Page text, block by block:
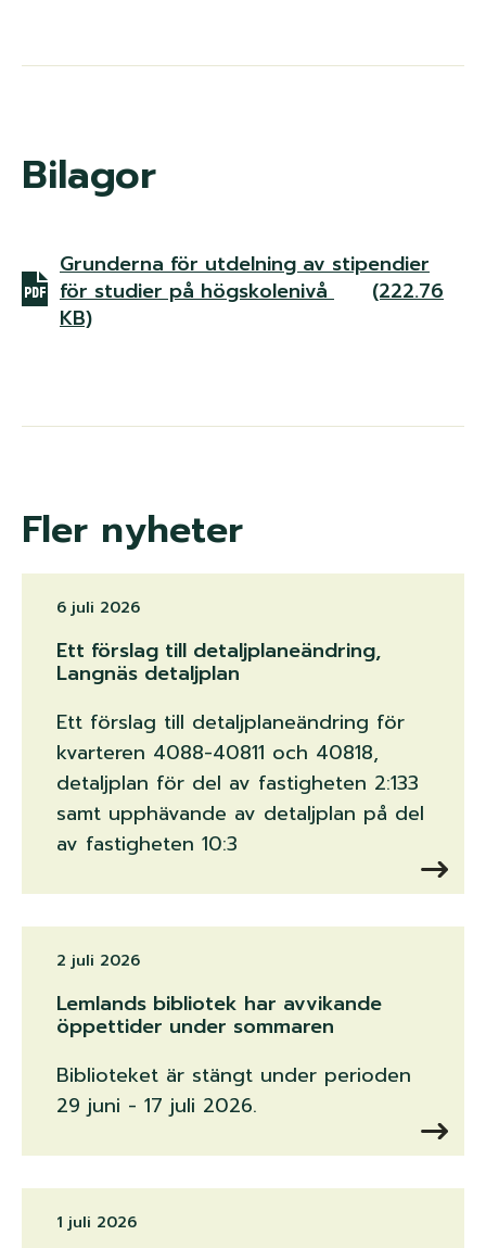
Bilagor
Grunderna för utdelning av stipendier
för studier på högskolenivå
(222.76
KB)
Fler nyheter
6 juli 2026
Ett förslag till detaljplaneändring,
Langnäs detaljplan
Ett förslag till detaljplaneändring för
kvarteren 4088-40811 och 40818,
detaljplan för del av fastigheten 2:133
samt upphävande av detaljplan på del
av fastigheten 10:3
2 juli 2026
Lemlands bibliotek har avvikande
öppettider under sommaren
Biblioteket är stängt under perioden
29 juni - 17 juli 2026.
1 juli 2026